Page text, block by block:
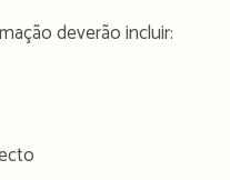
deverão incluir: